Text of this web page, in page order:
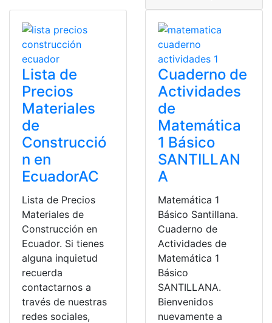
Lista de
Precios
Materiales
de
Construcció
n en
EcuadorAC
Lista de Precios
Materiales de
Construcción en
Ecuador. Si tienes
alguna inquietud
recuerda
contactarnos a
través de nuestras
redes sociales,
Cuaderno de
Actividades
de
Matemática
1 Básico
SANTILLAN
A
Matemática 1
Básico Santillana.
Cuaderno de
Actividades de
Matemática 1
Básico
SANTILLANA.
Bienvenidos
nuevamente a